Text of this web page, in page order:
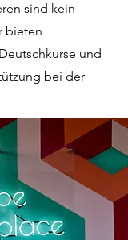
sind kein
bieten
und
bei der